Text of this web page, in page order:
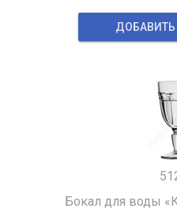
ДОБАВИТЬ
Бокал для воды